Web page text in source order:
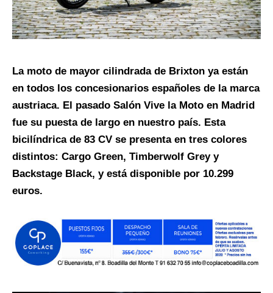
La moto de mayor cilindrada de Brixton ya están
en todos los concesionarios españoles de la marca
austriaca. El pasado Salón Vive la Moto en Madrid
fue su puesta de largo en nuestro país. Esta
bicilíndrica de 83 CV se presenta en tres colores
distintos: Cargo Green, Timberwolf Grey y
Backstage Black, y está disponible por 10.299
euros.